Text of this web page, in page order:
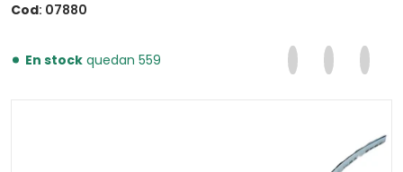
Cod 07880
En stock quedan 559 Compartir en
Se abre en una
Twittear
Se abre
Se